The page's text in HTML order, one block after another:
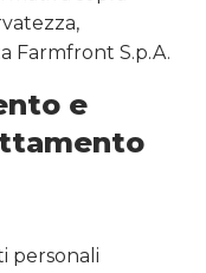
Farmfront S.p.A.
e
personali